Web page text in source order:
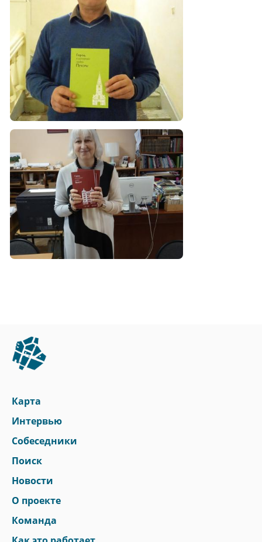
Карта
Интервью
Собеседники
Поиск
Новости
О проекте
Команда